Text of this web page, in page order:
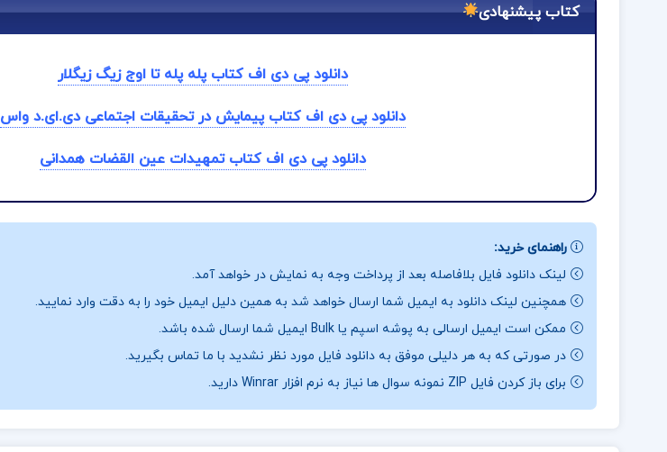
کتاب پیشنهادی
دانلود پی دی اف کتاب پله پله تا اوج زیگ زیگلار
دانلود پی دی اف کتاب پیمایش در تحقیقات اجتماعی دی.ای.د واس
دانلود پی دی اف کتاب تمهیدات عین القضات همدانی
راهنمای خرید:
لینک دانلود فایل بلافاصله بعد از پرداخت وجه به نمایش در خواهد آمد.
همچنین لینک دانلود به ایمیل شما ارسال خواهد شد به همین دلیل ایمیل خود را به دقت وارد نمایید.
ممکن است ایمیل ارسالی به پوشه اسپم یا Bulk ایمیل شما ارسال شده باشد.
در صورتی که به هر دلیلی موفق به دانلود فایل مورد نظر نشدید با ما تماس بگیرید.
برای باز کردن فایل ZIP نمونه سوال ها نیاز به نرم افزار Winrar دارید.